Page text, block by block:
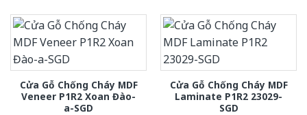
Cửa Gỗ Chống Cháy MDF
Veneer P1R2 Xoan Đào-
a-SGD
Cửa Gỗ Chống Cháy MDF
Laminate P1R2 23029-
SGD